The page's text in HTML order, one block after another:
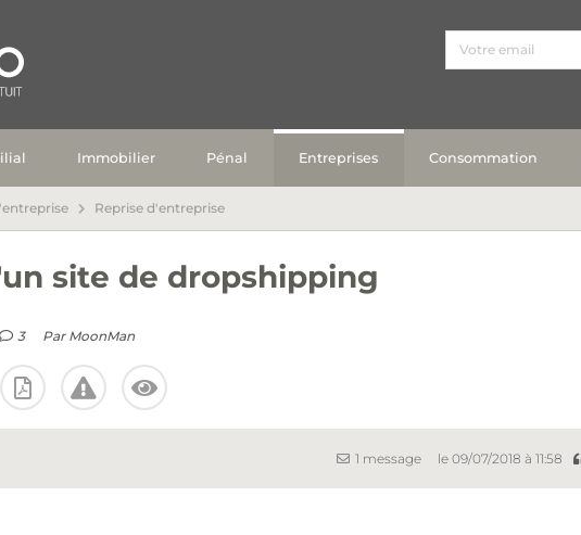
Immobilier Pénal Entreprises Consommation
Reprise d'entreprise
site de dropshipping
3 Par MoonMan
1 message le 09/07/2018 à 11:58